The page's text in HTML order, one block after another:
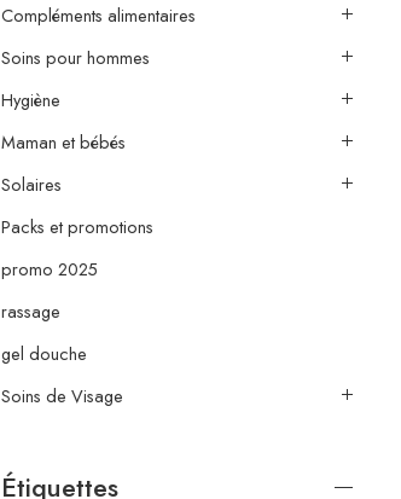
Compléments alimentaires
Soins pour hommes
Hygiène
Maman et bébés
Solaires
Packs et promotions
promo 2025
rassage
gel douche
Soins de Visage
Étiquettes